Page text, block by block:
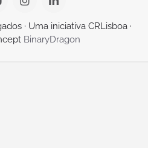
· Uma iniciativa CRLisboa ·
BinaryDragon